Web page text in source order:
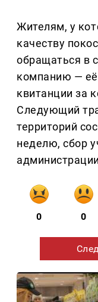
Жителям, у
качеству
обращаться в
компанию —
квитанции за
Следующий
территорий
неделю, сбор
0 0